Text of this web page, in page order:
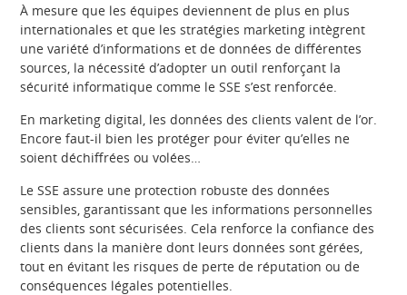
À mesure que les équipes deviennent de plus en plus
internationales et que les stratégies marketing intègrent
une variété d’informations et de données de différentes
sources, la nécessité d’adopter un outil renforçant la
sécurité informatique comme le SSE s’est renforcée.
En marketing digital, les données des clients valent de l’or.
Encore faut-il bien les protéger pour éviter qu’elles ne
soient déchiffrées ou volées…
Le SSE assure une protection robuste des données
sensibles, garantissant que les informations personnelles
des clients sont sécurisées. Cela renforce la confiance des
clients dans la manière dont leurs données sont gérées,
tout en évitant les risques de perte de réputation ou de
conséquences légales potentielles.